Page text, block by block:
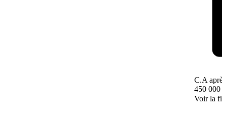
C.A
450 000 €
Voir la